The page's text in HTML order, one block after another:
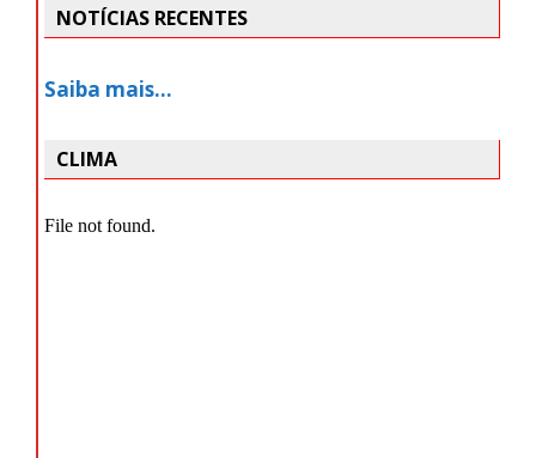
NOTÍCIAS RECENTES
Saiba mais…
CLIMA